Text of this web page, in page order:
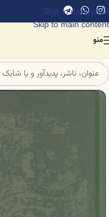
Skip to navigation
Skip to main content
منو